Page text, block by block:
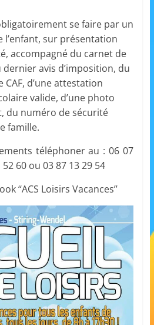
A
n
i
m
a
t
n
à
p
a
r
r
e
3
se faire par un
l’enfant, sur présentation
accompagné du carnet de
dernier avis d’imposition, du
d’une attestation
valide, d’une photo
du numéro de sécurité
famille.
téléphoner au : 06 07
60 ou 03 87 13 29 54
‘‘ACS Loisirs Vacances’’